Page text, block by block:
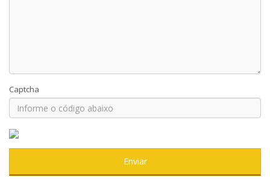
Captcha
Enviar